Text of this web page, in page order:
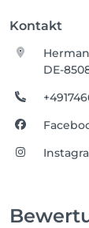
Kontakt
DE-